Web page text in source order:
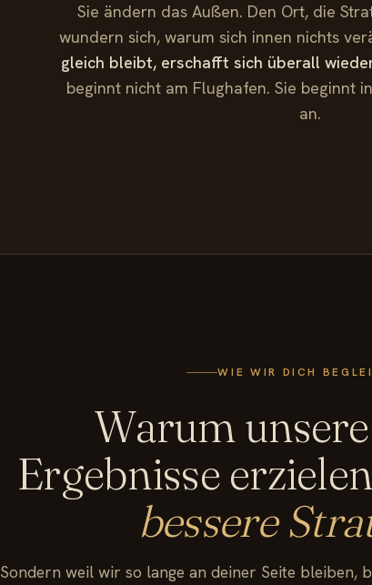
Sie ändern das Außen. Den Ort, die
wundern sich, warum sich innen nichts
gleich bleibt, erschafft sich überall
beginnt nicht am Flughafen. Sie beginnt
an.
WIE WIR DICH
Warum
Ergebnisse
bessere
Sondern weil wir so lange an deiner Seite bleiben,